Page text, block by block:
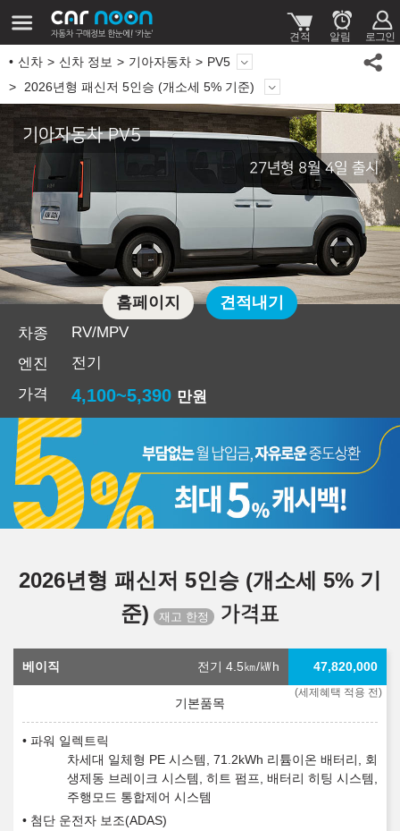
신차 신차 정보 기아자동차
PV5
2026년형 패신저 5인승 (개소세 5% 기준)
기아자동차 PV5
27년형 8월 4일 출시
차종
RV/MPV
엔진
전기
가격
4,100~5,390 만원
홈페이지 견적내기
2026년형 패신저 5인승 (개소세 5% 기
준)
가격표
베이직 전기 4.5㎞/㎾h
(세제혜택 적용 전)
47,820,000
파워 일렉트릭
차세대 일체형 PE 시스템, 71.2kWh 리튬이온 배터리, 회
생제동 브레이크 시스템, 히트 펌프, 배터리 히팅 시스템,
주행모드 통합제어 시스템
첨단 운전자 보조(ADAS)